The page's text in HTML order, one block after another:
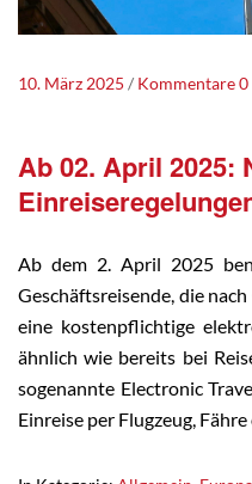
10. März 2025 Kommentare 0
Ab 02. April 2025:
Ab dem 2. April 2025
Geschäftsreisende, die
eine kostenpflichtige
ähnlich wie bereits bei
sogenannte Electronic
Einreise per Flugzeug,